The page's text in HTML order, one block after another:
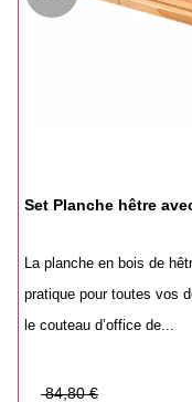
Set Planche hêtre
La planche en bois de
pratique pour toutes vos
le couteau d’office de...
Prix
84,80 €